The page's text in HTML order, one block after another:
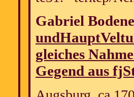
Gabriel
gleiches
Gegend aus